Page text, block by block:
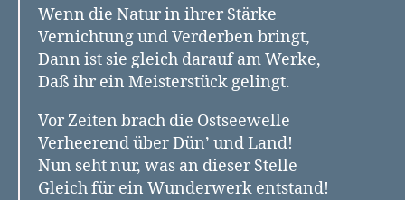
ein
Meisterstück
gelingt“
Wenn die Natur in ihrer Stärke
Vernichtung und Verderben bringt,
Dann ist sie gleich darauf am Werke,
Daß ihr ein Meisterstück gelingt.
Vor Zeiten brach die Ostseewelle
Verheerend über Dün’ und Land!
Nun seht nur, was an dieser Stelle
Gleich für ein Wunderwerk entstand!